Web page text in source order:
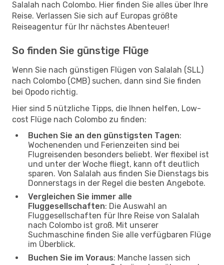
Salalah nach Colombo. Hier finden Sie alles über Ihre
Reise. Verlassen Sie sich auf Europas größte
Reiseagentur für Ihr nächstes Abenteuer!
So finden Sie günstige Flüge
Wenn Sie nach günstigen Flügen von Salalah (SLL)
nach Colombo (CMB) suchen, dann sind Sie finden
bei Opodo richtig.
Hier sind 5 nützliche Tipps, die Ihnen helfen, Low-
cost Flüge nach Colombo zu finden:
Buchen Sie an den günstigsten Tagen:
Wochenenden und Ferienzeiten sind bei
Flugreisenden besonders beliebt. Wer flexibel ist
und unter der Woche fliegt, kann oft deutlich
sparen. Von Salalah aus finden Sie Dienstags bis
Donnerstags in der Regel die besten Angebote.
Vergleichen Sie immer alle
Fluggesellschaften: Die Auswahl an
Fluggesellschaften für Ihre Reise von Salalah
nach Colombo ist groß. Mit unserer
Suchmaschine finden Sie alle verfügbaren Flüge
im Überblick.
Buchen Sie im Voraus: Manche lassen sich